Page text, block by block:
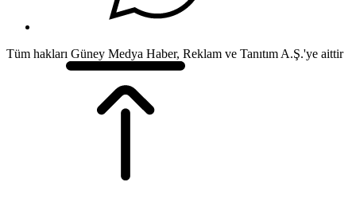
Tüm hakları Güney Medya Haber, Reklam ve Tanıtım A.Ş.'ye aittir